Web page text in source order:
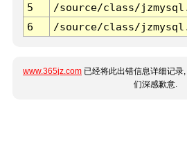
5
/source/class/
6
/source/class/
www.365jz.com 已经将此出错信息详细记
们深感歉意.